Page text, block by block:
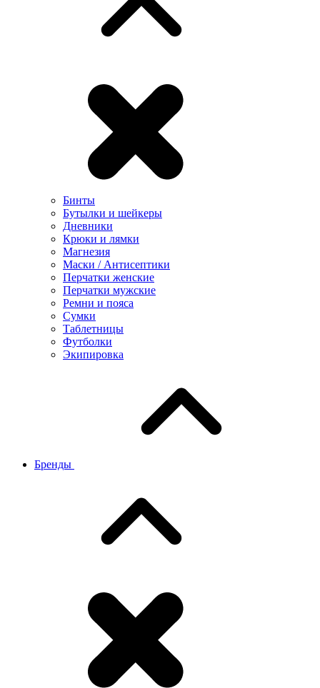
Бинты
Бутылки и шейкеры
Дневники
Крюки и лямки
Магнезия
Маски / Антисептики
Перчатки женские
Перчатки мужские
Ремни и пояса
Сумки
Таблетницы
Футболки
Экипировка
Бренды